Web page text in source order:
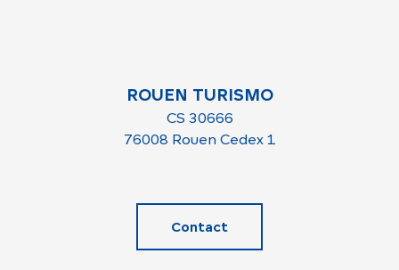
ROUEN TURISMO
CS 30666
76008 Rouen Cedex 1
Contact